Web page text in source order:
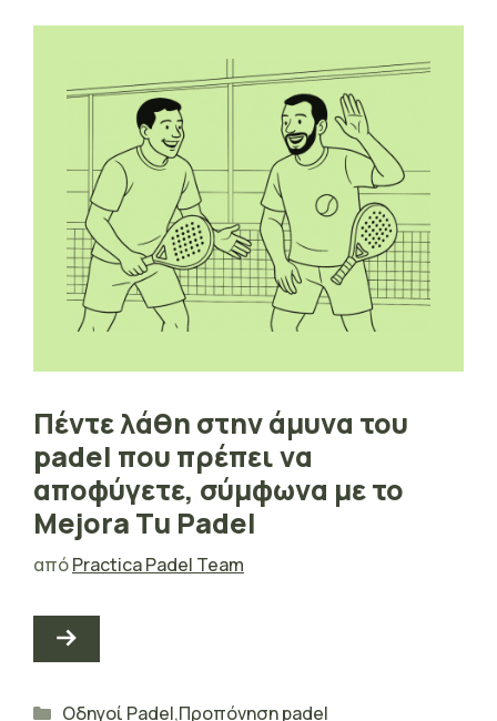
Πέντε λάθη στην άμυνα του
padel που πρέπει να
αποφύγετε, σύμφωνα με το
Mejora Tu Padel
απόPractica Padel Team
Κατηγορίες
Οδηγοί Padel,Προπόνηση padel